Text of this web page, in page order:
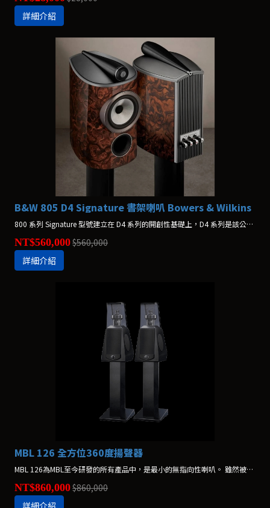
詳細介紹
B&W 805 D4 Signature 書架喇叭 Bowers & Wilkins
800 系列 Signature 型號建立在 D4 系列的開創性基礎上，D4 系列是該公司迄今為止最先進的揚聲器系列。全新 800 D4 Signature 系列將創新技術、永恆的設計和對細節的無限關注融為一體，打造出絕對的參考。
NT$560,000$560,000
詳細介紹
MBL 126 全方位360度揚聲器
MBL 126為MBL至今研發的所有產品中，是最小的無指向性喇叭。 雖然被定位為入門級的產品，但是以可發揮充沛能量的大喇叭結構來設計。*不含腳架，腳架另購
NT$860,000$860,000
詳細介紹